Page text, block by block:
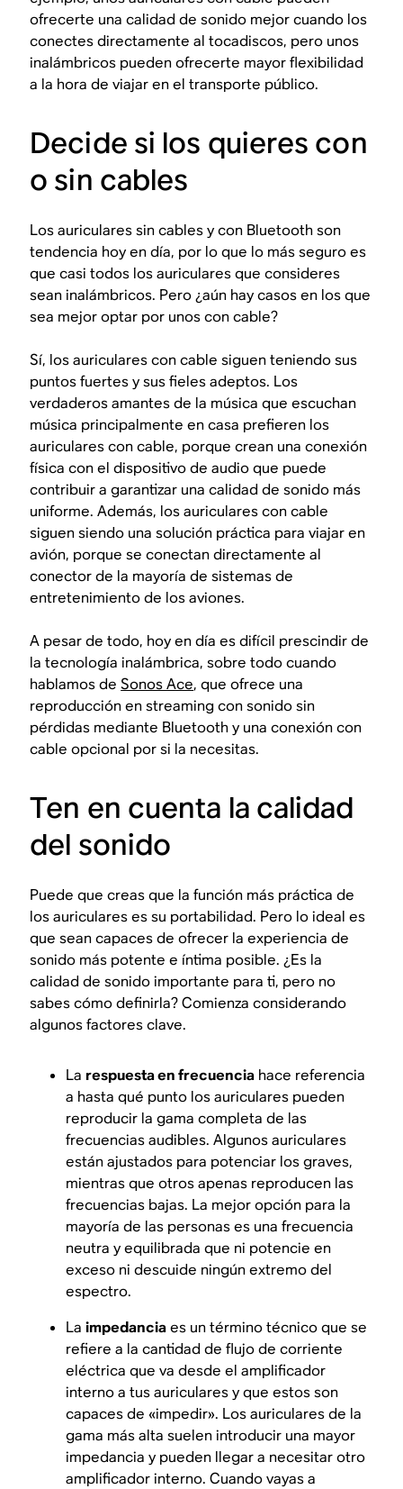
ofrecerte una calidad de sonido mejor cuando los
conectes directamente al tocadiscos, pero unos
inalámbricos pueden ofrecerte mayor flexibilidad
a la hora de viajar en el transporte público.
Decide si los quieres con
o sin cables
Los auriculares sin cables y con Bluetooth son
tendencia hoy en día, por lo que lo más seguro es
que casi todos los auriculares que consideres
sean inalámbricos. Pero ¿aún hay casos en los que
sea mejor optar por unos con cable?
Sí, los auriculares con cable siguen teniendo sus
puntos fuertes y sus fieles adeptos. Los
verdaderos amantes de la música que escuchan
música principalmente en casa prefieren los
auriculares con cable, porque crean una conexión
física con el dispositivo de audio que puede
contribuir a garantizar una calidad de sonido más
uniforme. Además, los auriculares con cable
siguen siendo una solución práctica para viajar en
avión, porque se conectan directamente al
conector de la mayoría de sistemas de
entretenimiento de los aviones.
A pesar de todo, hoy en día es difícil prescindir de
la tecnología inalámbrica, sobre todo cuando
hablamos deSonos Ace, que ofrece una
reproducción en streaming con sonido sin
pérdidas mediante Bluetooth y una conexión con
cable opcional por si la necesitas.
Ten en cuenta la calidad
del sonido
Puede que creas que la función más práctica de
los auriculares es su portabilidad. Pero lo ideal es
que sean capaces de ofrecer la experiencia de
sonido más potente e íntima posible. ¿Es la
calidad de sonido importante para ti, pero no
sabes cómo definirla? Comienza considerando
algunos factores clave.
La respuesta en frecuencia hace referencia
a hasta qué punto los auriculares pueden
reproducir la gama completa de las
frecuencias audibles. Algunos auriculares
están ajustados para potenciar los graves,
mientras que otros apenas reproducen las
frecuencias bajas. La mejor opción para la
mayoría de las personas es una frecuencia
neutra y equilibrada que ni potencie en
exceso ni descuide ningún extremo del
espectro.
Laimpedanciaes un término técnico que se
refiere a la cantidad de flujo de corriente
eléctrica que va desde el amplificador
interno a tus auriculares y que estos son
capaces de «impedir». Los auriculares de la
gama más alta suelen introducir una mayor
impedancia y pueden llegar a necesitar otro
amplificador interno. Cuando vayas a